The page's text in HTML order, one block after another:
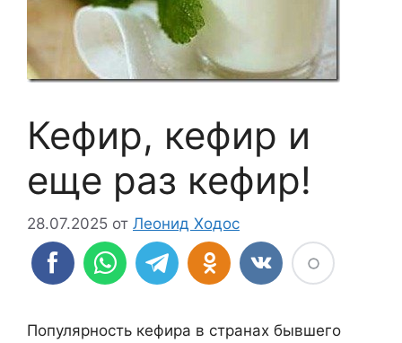
Кефир, кефир и
еще раз кефир!
28.07.2025 от Леонид Ходос
Популярность кефира в странах бывшего